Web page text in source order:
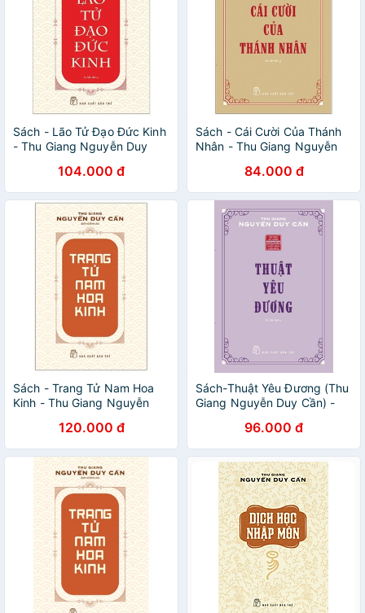
Sách - Lão Tử Đạo Đức Kinh
- Thu Giang Nguyễn Duy
104.000 đ
Sách - Cái Cười Của Thánh
Nhân - Thu Giang Nguyễn
84.000 đ
Sách - Trang Tử Nam Hoa
Kinh - Thu Giang Nguyễn
120.000 đ
Sách-Thuật Yêu Đương (Thu
Giang Nguyễn Duy Cần) -
96.000 đ